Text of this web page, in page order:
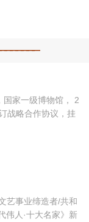
家一级博物馆， 2
战略合作协议，挂
艺事业缔造者/共和
伟人·十大名家》新